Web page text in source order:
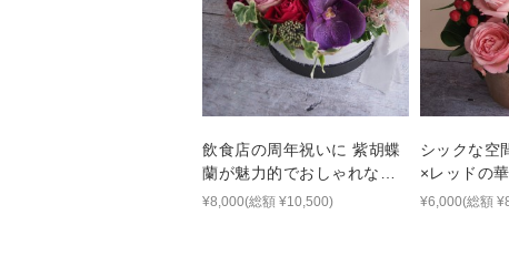
飲食店の周年祝いに 紫胡蝶
蘭が魅力的でおしゃれな生
花アレンジ
¥8,000(総額 ¥10,500)
シックな空
×レッドの
ント
¥6,000(総額